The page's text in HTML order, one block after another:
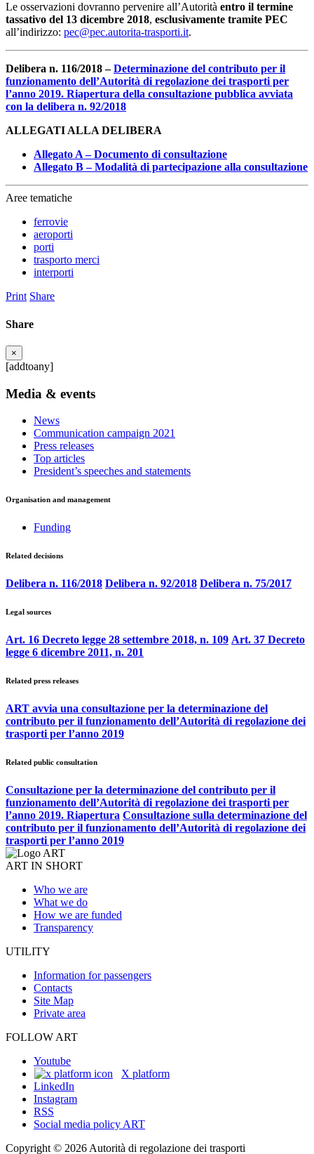
Le osservazioni dovranno pervenire all’Autorità entro il termine
tassativo del 13 dicembre 2018, esclusivamente tramite PEC
all’indirizzo: pec@pec.autorita-trasporti.it.
Delibera n. 116/2018 –Determinazione del contributo per il
funzionamento dell’Autorità di regolazione dei trasporti per
l’anno 2019. Riapertura della consultazione pubblica avviata
con la delibera n. 92/2018
ALLEGATI ALLA DELIBERA
Allegato A – Documento di consultazione
Allegato B – Modalità di partecipazione alla consultazione
Aree tematiche
ferrovie
aeroporti
porti
trasporto merci
interporti
Print Share
Share
×
[addtoany]
Media & events
News
Communication campaign 2021
Press releases
Top articles
President’s speeches and statements
Organisation and management
Funding
Related decisions
Delibera n. 116/2018 Delibera n. 92/2018 Delibera n. 75/2017
Legal sources
Art. 16 Decreto legge 28 settembre 2018, n. 109 Art. 37 Decreto
legge 6 dicembre 2011, n. 201
Related press releases
ART avvia una consultazione per la determinazione del
contributo per il funzionamento dell’Autorità di regolazione dei
trasporti per l’anno 2019
Related public consultation
Consultazione per la determinazione del contributo per il
funzionamento dell’Autorità di regolazione dei trasporti per
l’anno 2019. Riapertura Consultazione sulla determinazione del
contributo per il funzionamento dell’Autorità di regolazione dei
trasporti per l’anno 2019
ART IN SHORT
Who we are
What we do
How we are funded
Transparency
UTILITY
Information for passengers
Contacts
Site Map
Private area
FOLLOW ART
Youtube
X platform
LinkedIn
Instagram
RSS
Social media policy ART
Copyright © 2026 Autorità di regolazione dei trasporti